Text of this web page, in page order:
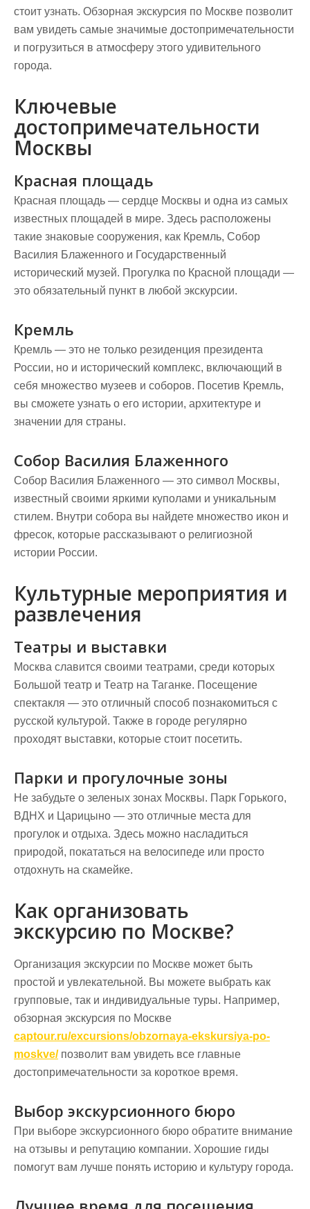
стоит узнать. Обзорная экскурсия по Москве позволит
вам увидеть самые значимые достопримечательности
и погрузиться в атмосферу этого удивительного
города.
Ключевые
достопримечательности
Москвы
Красная площадь
Красная площадь — сердце Москвы и одна из самых
известных площадей в мире. Здесь расположены
такие знаковые сооружения, как Кремль, Собор
Василия Блаженного и Государственный
исторический музей. Прогулка по Красной площади —
это обязательный пункт в любой экскурсии.
Кремль
Кремль — это не только резиденция президента
России, но и исторический комплекс, включающий в
себя множество музеев и соборов. Посетив Кремль,
вы сможете узнать о его истории, архитектуре и
значении для страны.
Собор Василия Блаженного
Собор Василия Блаженного — это символ Москвы,
известный своими яркими куполами и уникальным
стилем. Внутри собора вы найдете множество икон и
фресок, которые рассказывают о религиозной
истории России.
Культурные мероприятия и
развлечения
Театры и выставки
Москва славится своими театрами, среди которых
Большой театр и Театр на Таганке. Посещение
спектакля — это отличный способ познакомиться с
русской культурой. Также в городе регулярно
проходят выставки, которые стоит посетить.
Парки и прогулочные зоны
Не забудьте о зеленых зонах Москвы. Парк Горького,
ВДНХ и Царицыно — это отличные места для
прогулок и отдыха. Здесь можно насладиться
природой, покататься на велосипеде или просто
отдохнуть на скамейке.
Как организовать
экскурсию по Москве?
Организация экскурсии по Москве может быть
простой и увлекательной. Вы можете выбрать как
групповые, так и индивидуальные туры. Например,
обзорная экскурсия по Москве
captour.ru/excursions/obzornaya-ekskursiya-po-
moskve/позволит вам увидеть все главные
достопримечательности за короткое время.
Выбор экскурсионного бюро
При выборе экскурсионного бюро обратите внимание
на отзывы и репутацию компании. Хорошие гиды
помогут вам лучше понять историю и культуру города.